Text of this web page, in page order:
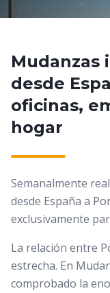
Mudanzas
desde
oficinas,
hogar
Semanalmente
desde España a
exclusivamente
La relación entre
estrecha. En
comprobado la